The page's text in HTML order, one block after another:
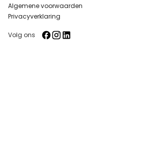
Algemene voorwaarden
Privacyverklaring
Volg ons